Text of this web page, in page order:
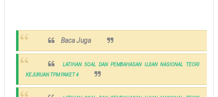
Baca Juga
LATIHAN SOAL DAN PEMBAHASAN UJIAN NASIONAL TEORI
KEJURUAN TPM PAKET 4